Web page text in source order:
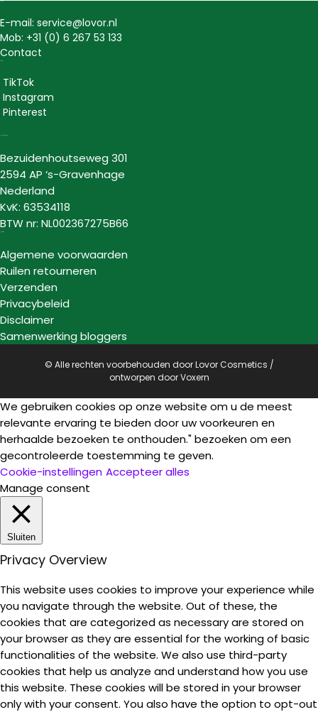
E-mail: service@lovor.nl
Mob: +31 (0) 6 267 53 133
Contact
TikTok
Instagram
Pinterest
Bezuidenhoutseweg 301
2594 AP ‘s-Gravenhage
Nederland
KvK: 63534118
BTW nr: NL002367275B66
Algemene voorwaarden
Ruilen retourneren
Verzenden
Privacybeleid
Disclaimer
Samenwerking bloggers
© Alle rechten voorbehouden door Lovor Cosmetics /
ontworpen doorVoxern
We gebruiken cookies op onze website om u de meest
relevante ervaring te bieden door uw voorkeuren en
herhaalde bezoeken te onthouden." bezoeken om een
gecontroleerde toestemming te geven.
Cookie-instellingen Accepteer alles
Manage consent
Sluiten
Privacy Overview
This website uses cookies to improve your experience while
you navigate through the website. Out of these, the
cookies that are categorized as necessary are stored on
your browser as they are essential for the working of basic
functionalities of the website. We also use third-party
cookies that help us analyze and understand how you use
this website. These cookies will be stored in your browser
only with your consent. You also have the option to opt-out